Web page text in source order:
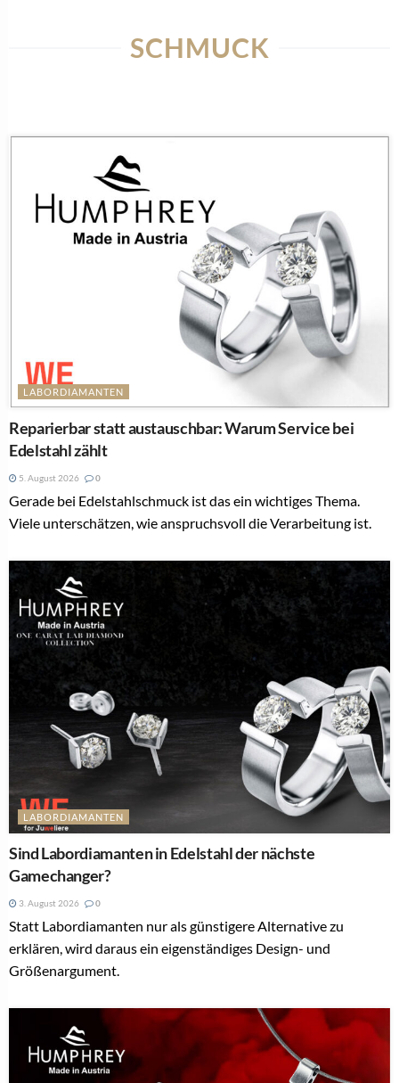
SCHMUCK
LABORDIAMANTEN
Reparierbar statt austauschbar: Warum Service bei
Edelstahl zählt
5. August 2026 0
Gerade bei Edelstahlschmuck ist das ein wichtiges Thema.
Viele unterschätzen, wie anspruchsvoll die Verarbeitung ist.
LABORDIAMANTEN
Sind Labordiamanten in Edelstahl der nächste
Gamechanger?
3. August 2026 0
Statt Labordiamanten nur als günstigere Alternative zu
erklären, wird daraus ein eigenständiges Design- und
Größenargument.